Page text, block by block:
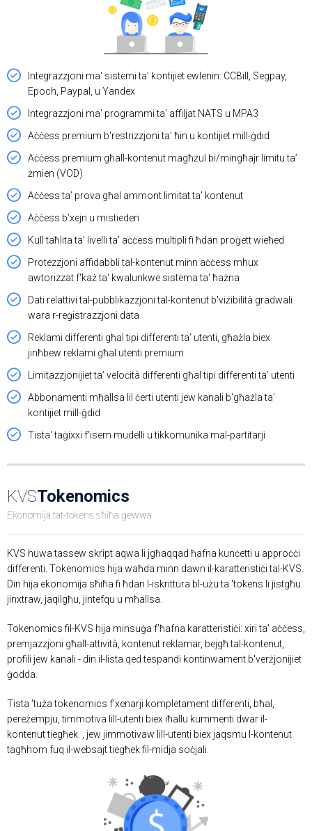
Integrazzjoni ma' sistemi ta' kontijiet ewlenin: CCBill, Segpay,
Epoch, Paypal, u Yandex
Integrazzjoni ma' programmi ta' affiljat NATS u MPA3
Aċċess premium b'restrizzjoni ta' ħin u kontijiet mill-ġdid
Aċċess premium għall-kontenut magħżul bi/mingħajr limitu ta’
żmien (VOD)
Aċċess ta’ prova għal ammont limitat ta’ kontenut
Aċċess b’xejn u mistieden
Kull taħlita ta' livelli ta' aċċess multipli fi ħdan proġett wieħed
Protezzjoni affidabbli tal-kontenut minn aċċess mhux
awtorizzat f'każ ta' kwalunkwe sistema ta' ħażna
Dati relattivi tal-pubblikazzjoni tal-kontenut b'viżibilità gradwali
wara r-reġistrazzjoni data
Reklami differenti għal tipi differenti ta’ utenti, għażla biex
jinħbew reklami għal utenti premium
Limitazzjonijiet ta’ veloċità differenti għal tipi differenti ta’ utenti
Abbonamenti mħallsa lil ċerti utenti jew kanali b'għażla ta'
kontijiet mill-ġdid
Tista' taġixxi f'isem mudelli u tikkomunika mal-partitarji
KVSTokenomics
Ekonomija tat-tokens sħiħa ġewwa.
KVS huwa tassew skript aqwa li jgħaqqad ħafna kunċetti u approċċi
differenti. Tokenomics hija waħda minn dawn il-karatteristiċi tal-KVS.
Din hija ekonomija sħiħa fi ħdan l-iskrittura bl-użu ta 'tokens li jistgħu
jinxtraw, jaqilgħu, jintefqu u mħallsa.
Tokenomics fil-KVS hija minsuġa f'ħafna karatteristiċi: xiri ta' aċċess,
premjazzjoni għall-attività, kontenut reklamar, bejgħ tal-kontenut,
profili jew kanali - din il-lista qed tespandi kontinwament b'verżjonijiet
ġodda.
Tista 'tuża tokenomics f'xenarji kompletament differenti, bħal,
pereżempju, timmotiva lill-utenti biex iħallu kummenti dwar il-
kontenut tiegħek. , jew jimmotivaw lill-utenti biex jaqsmu l-kontenut
tagħhom fuq il-websajt tiegħek fil-midja soċjali.